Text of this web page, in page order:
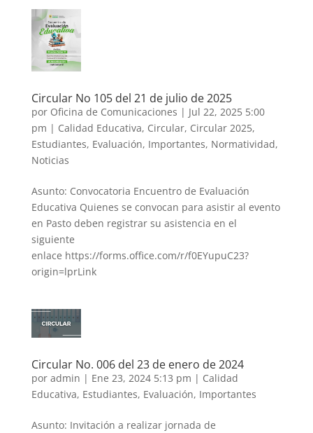
Circular No 105 del 21 de julio de 2025
por Oficina de Comunicaciones | Jul 22, 2025 5:00
pm | Calidad Educativa, Circular, Circular 2025,
Estudiantes, Evaluación, Importantes, Normatividad,
Noticias
Asunto: Convocatoria Encuentro de Evaluación
Educativa Quienes se convocan para asistir al evento
en Pasto deben registrar su asistencia en el
siguiente
enlace https://forms.office.com/r/f0EYupuC23?
origin=lprLink
Circular No. 006 del 23 de enero de 2024
por admin | Ene 23, 2024 5:13 pm | Calidad
Educativa, Estudiantes, Evaluación, Importantes
Asunto: Invitación a realizar jornada de